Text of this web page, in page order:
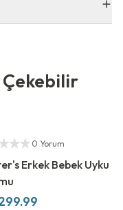
0 Yorum
Erkek Bebek Uyku